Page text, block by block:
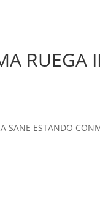
RUEGA
SANE ESTANDO